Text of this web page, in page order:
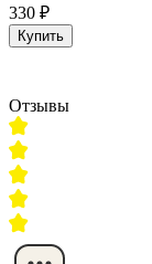
330 ₽
Купить
Отзывы